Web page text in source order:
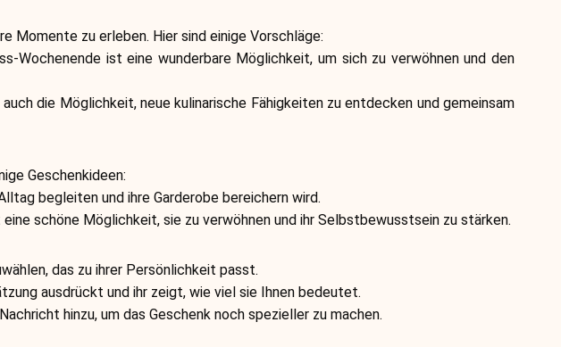
Kontaktieren Sie uns
Momente zu erleben. Hier sind einige Vorschläge:
Wochenende ist eine wunderbare Möglichkeit, um sich zu verwöhnen und den
die Möglichkeit, neue kulinarische Fähigkeiten zu entdecken und gemeinsam
Geschenkideen:
begleiten und ihre Garderobe bereichern wird.
schöne Möglichkeit, sie zu verwöhnen und ihr Selbstbewusstsein zu stärken.
das zu ihrer Persönlichkeit passt.
ausdrückt und ihr zeigt, wie viel sie Ihnen bedeutet.
hinzu, um das Geschenk noch spezieller zu machen.